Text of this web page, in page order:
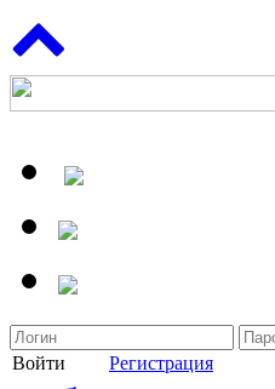
Войти Регистрация